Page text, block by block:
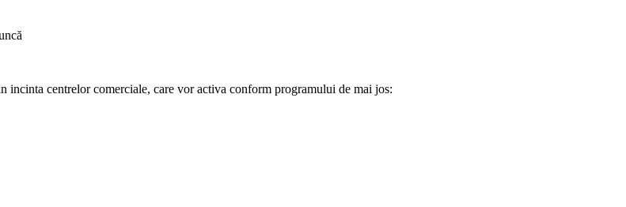
incinta centrelor comerciale, care vor activa conform programului de mai jos: